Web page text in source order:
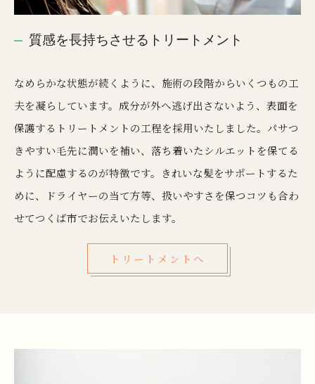
質感を長持ちさせるトリートメント
なめらかな状態が続くように、施術の段階からいくつもの工
夫を凝らしています。成分が外へ逃げ出さないよう、表面を
保護するトリートメントの工程を採用いたしました。パサつ
きやすい毛先に潤いを補い、落ち着いたシルエットを保てる
ように配慮するのが特徴です。きれいな髪をサポートするた
めに、ドライヤーの当て方等、扱いやすさを保つコツも合わ
せてつくば市でお伝えいたします。
トリートメントへ